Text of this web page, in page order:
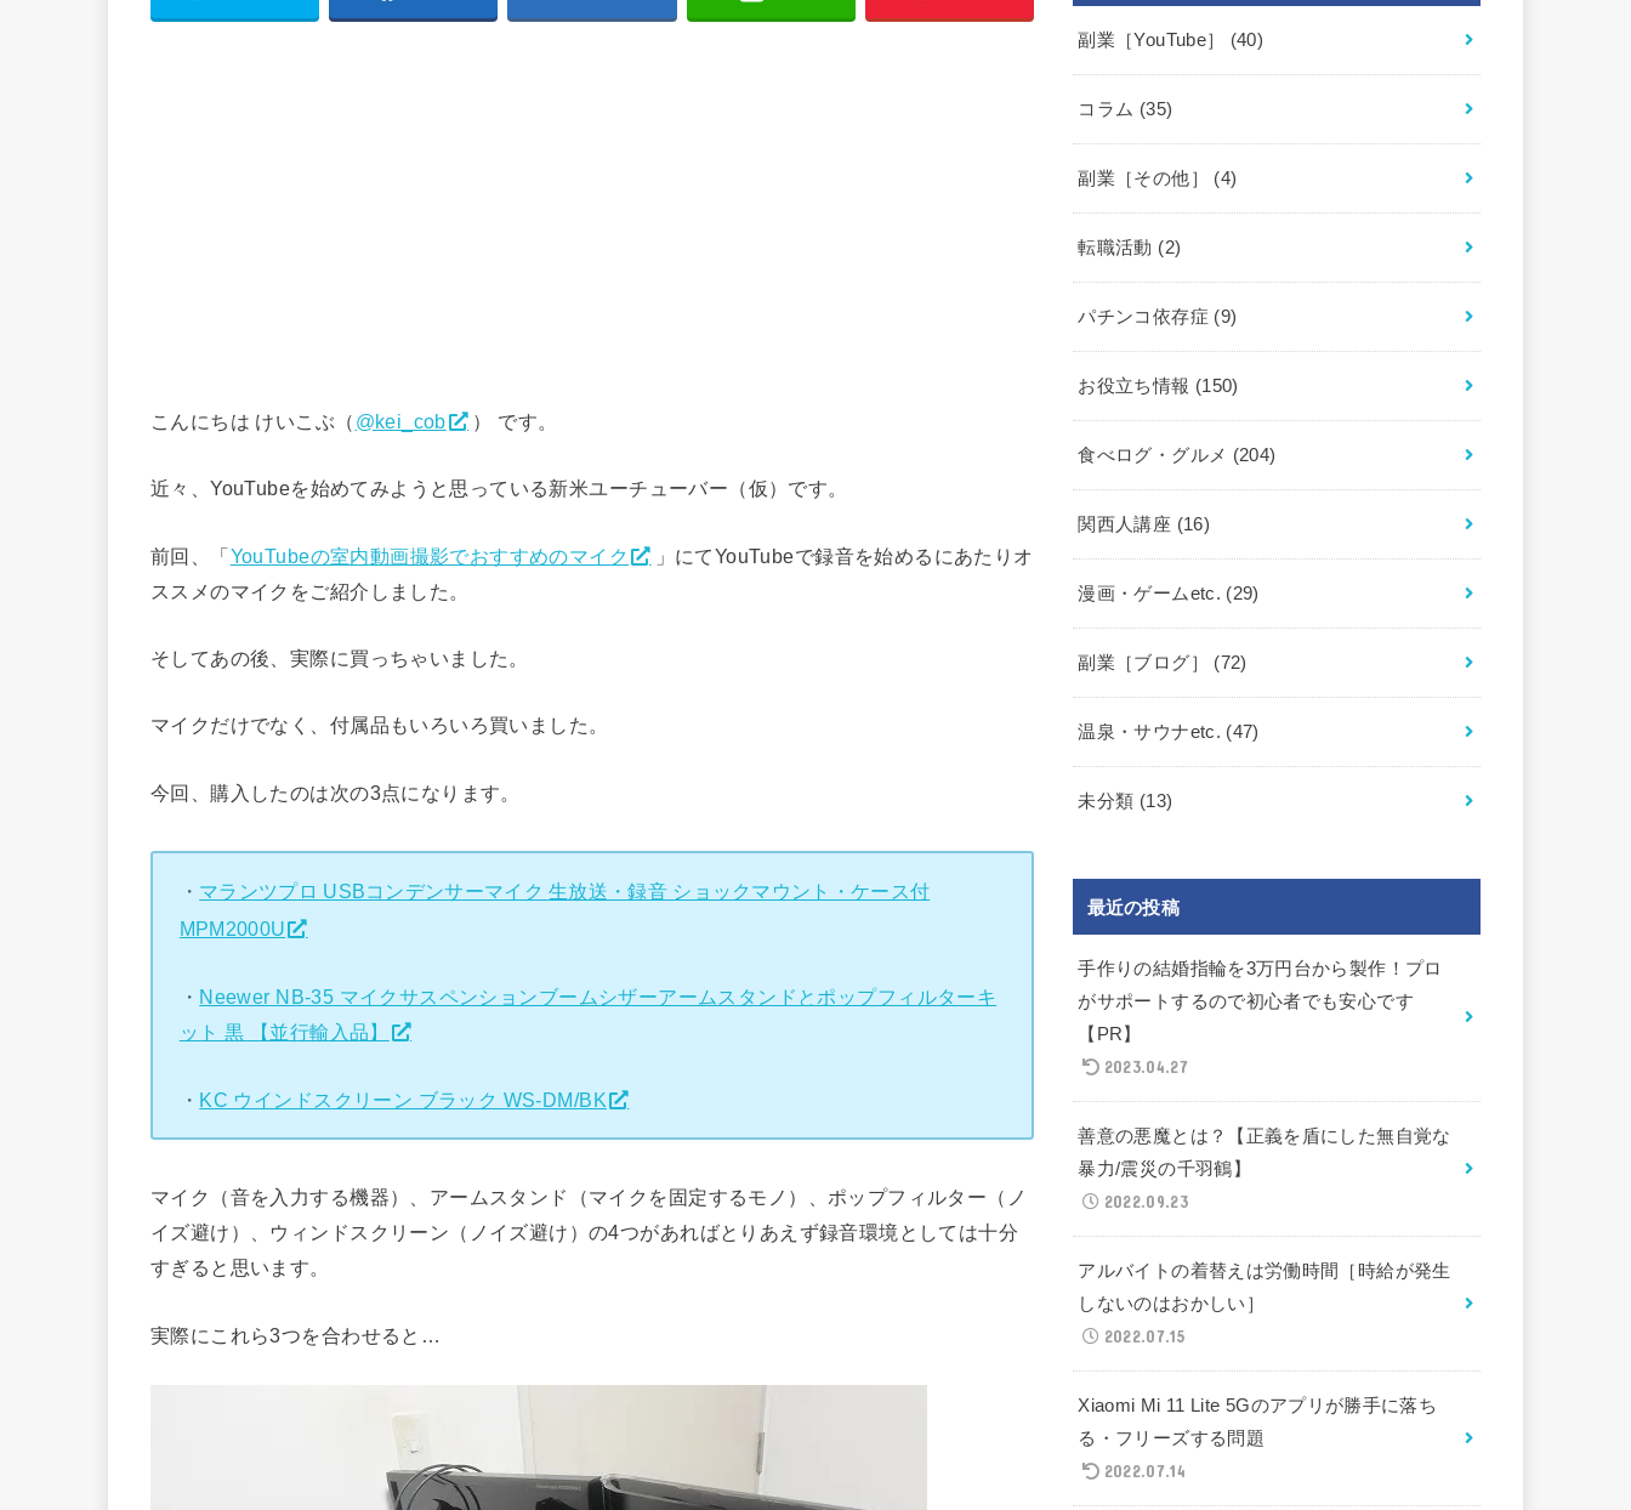
こんにちは けいこぶ（ @kei_cob ） です。
近々、YouTubeを始めてみようと思っている新米ユーチューバー（仮）です。
前回、「YouTubeの室内動画撮影でおすすめのマイク
」にてYouTubeで録音を始めるにあたりオ
ススメのマイクをご紹介しました。
そしてあの後、実際に買っちゃいました。
マイクだけでなく、付属品もいろいろ買いました。
今回、購入したのは次の3点になります。
・ マランツプロ USBコンデンサーマイク 生放送・録音 ショックマウント・ケース付
MPM2000U
・ Neewer NB-35 マイクサスペンションブームシザーアームスタンドとポップフィルターキ
ット 黒 【並行輸入品】
・ KC ウインドスクリーン ブラック WS-DM/BK
マイク（音を入力する機器）、アームスタンド（マイクを固定するモノ）、ポップフィルター（ノ
イズ避け）、ウィンドスクリーン（ノイズ避け）の4つがあればとりあえず録音環境としては十分
すぎると思います。
実際にこれら3つを合わせると…
副業［YouTube］ (40)
コラム (35)
副業［その他］ (4)
転職活動 (2)
パチンコ依存症 (9)
お役立ち情報 (150)
食べログ・グルメ (204)
関西人講座 (16)
漫画・ゲームetc. (29)
副業［ブログ］ (72)
温泉・サウナetc. (47)
未分類 (13)
最近の投稿
手作りの結婚指輪を3万円台から製作！プロ
がサポートするので初心者でも安心です
【PR】
2023.04.27
善意の悪魔とは？【正義を盾にした無自覚な
暴力/震災の千羽鶴】
2022.09.23
アルバイトの着替えは労働時間［時給が発生
しないのはおかしい］
2022.07.15
Xiaomi Mi 11 Lite 5Gのアプリが勝手に落ち
る・フリーズする問題
2022.07.14